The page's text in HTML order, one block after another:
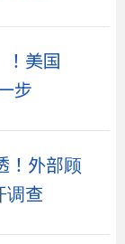
！美国
步
！外部顾
调查